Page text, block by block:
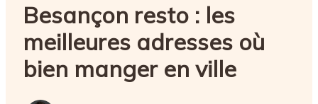
Besançon resto : les
meilleures adresses où
bien manger en ville